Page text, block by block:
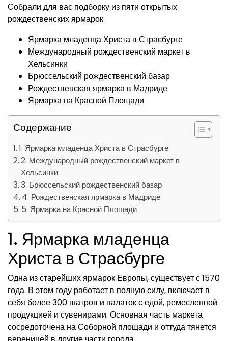
Собрали для вас подборку из пяти открытых
рождественских ярмарок.
Ярмарка младенца Христа в Страсбурге
Международный рождественский маркет в
Хельсинки
Брюссельский рождественский базар
Рождественская ярмарка в Мадриде
Ярмарка на Красной Площади
Содержание
1. Ярмарка младенца Христа в Страсбурге
2. Международный рождественский маркет в
Хельсинки
3. Брюссельский рождественский базар
4. Рождественская ярмарка в Мадриде
5. Ярмарка на Красной Площади
1. Ярмарка младенца
Христа в Страсбурге
Одна из старейших ярмарок Европы, существует с 1570
года. В этом году работает в полную силу, включает в
себя более 300 шатров и палаток с едой, ремесленной
продукцией и сувенирами. Основная часть маркета
сосредоточена на Соборной площади и оттуда тянется